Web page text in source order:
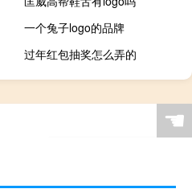
一个兔子logo的品牌
过年红包抽奖怎么弄的
☚